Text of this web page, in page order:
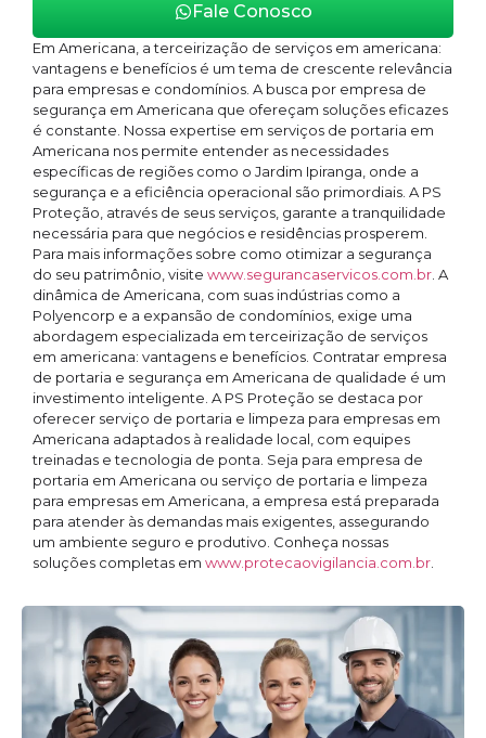
Fale Conosco
Em Americana, a terceirização de serviços em americana:
vantagens e benefícios é um tema de crescente relevância
para empresas e condomínios. A busca por empresa de
segurança em Americana que ofereçam soluções eficazes
é constante. Nossa expertise em serviços de portaria em
Americana nos permite entender as necessidades
específicas de regiões como o Jardim Ipiranga, onde a
segurança e a eficiência operacional são primordiais. A PS
Proteção, através de seus serviços, garante a tranquilidade
necessária para que negócios e residências prosperem.
Para mais informações sobre como otimizar a segurança
do seu patrimônio, visite www.segurancaservicos.com.br . A
dinâmica de Americana, com suas indústrias como a
Polyencorp e a expansão de condomínios, exige uma
abordagem especializada em terceirização de serviços
em americana: vantagens e benefícios. Contratar empresa
de portaria e segurança em Americana de qualidade é um
investimento inteligente. A PS Proteção se destaca por
oferecer serviço de portaria e limpeza para empresas em
Americana adaptados à realidade local, com equipes
treinadas e tecnologia de ponta. Seja para empresa de
portaria em Americana ou serviço de portaria e limpeza
para empresas em Americana, a empresa está preparada
para atender às demandas mais exigentes, assegurando
um ambiente seguro e produtivo. Conheça nossas
soluções completas em www.protecaovigilancia.com.br